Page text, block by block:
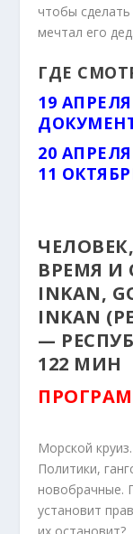
чтобы
мечтал его дед.
ГДЕ
19
20
11
ВРЕМЯ И
INKAN,
INKAN
—
122 МИН
Морской
Политики,
новобрачные.
установит